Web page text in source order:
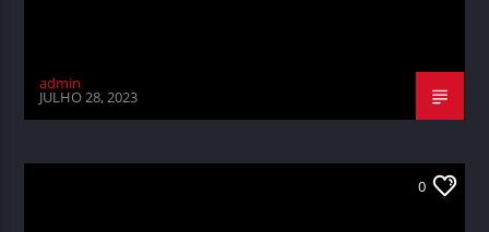
admin
JULHO 28, 2023
0